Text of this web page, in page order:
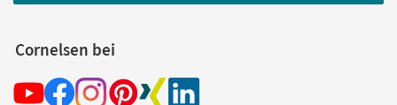
Cornelsen bei